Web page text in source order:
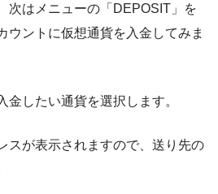
次はメニューの「DEPOSIT」を
ウントに仮想通貨を入金してみま
金したい通貨を選択します。
スが表示されますので、送り先の